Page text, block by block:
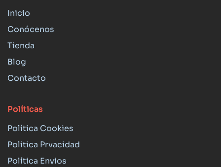
Inicio
Conócenos
Tienda
Blog
Contacto
Políticas
Política Cookies
Politica Prvacidad
Política Envios